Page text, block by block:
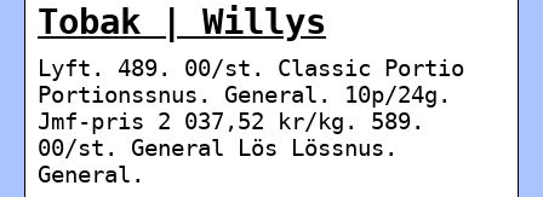
Tobak | Willys
Lyft. 489. 00/st. Classic Portio
Portionssnus. General. 10p/24g.
Jmf-pris 2 037,52 kr/kg. 589.
00/st. General Lös Lössnus.
General.